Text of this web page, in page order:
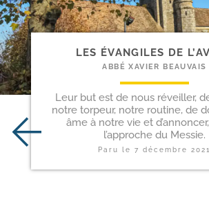
LES ÉVANGILES DE
ABBÉ XAVIER BEAUVAIS
Leur but est de nous réveiller,
notre torpeur, notre routine, de
âme à notre vie et
l’approche du Messie.
Paru le 7 décembre 2021